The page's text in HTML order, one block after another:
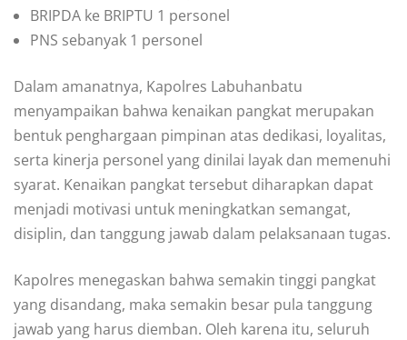
BRIPDA ke BRIPTU 1 personel
PNS sebanyak 1 personel
Dalam amanatnya, Kapolres Labuhanbatu
menyampaikan bahwa kenaikan pangkat merupakan
bentuk penghargaan pimpinan atas dedikasi, loyalitas,
serta kinerja personel yang dinilai layak dan memenuhi
syarat. Kenaikan pangkat tersebut diharapkan dapat
menjadi motivasi untuk meningkatkan semangat,
disiplin, dan tanggung jawab dalam pelaksanaan tugas.
Kapolres menegaskan bahwa semakin tinggi pangkat
yang disandang, maka semakin besar pula tanggung
jawab yang harus diemban. Oleh karena itu, seluruh